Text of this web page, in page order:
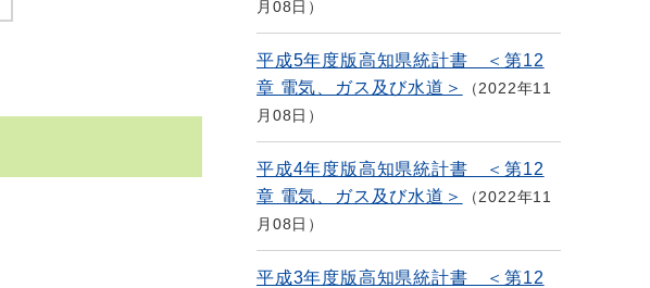
月08日
平成5年度版高知県統計書 ＜第12
章 電気、ガス及び水道＞
2022年11
月08日
平成4年度版高知県統計書 ＜第12
章 電気、ガス及び水道＞
2022年11
月08日
平成3年度版高知県統計書 ＜第12